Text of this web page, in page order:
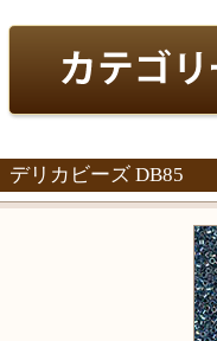
デリカビーズ DB85